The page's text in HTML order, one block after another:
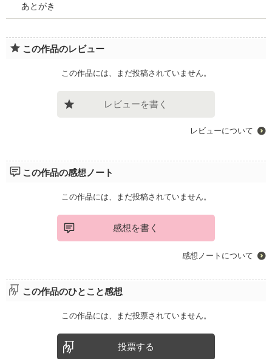
あとがき
この作品のレビュー
この作品には、まだ投稿されていません。
レビューを書く
レビューについて
この作品の感想ノート
この作品には、まだ投稿されていません。
感想を書く
感想ノートについて
この作品のひとこと感想
この作品には、まだ投票されていません。
投票する